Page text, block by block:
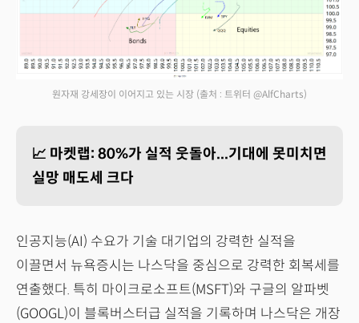
원자재 강세장이 이어지고 있는 시장 (출처 : 트위터 @AlfCharts)
📈 마켓랩: 80%가 실적 웃돌아...기대에 못미치면
실망 매도세 크다
인공지능(AI) 수요가 기술 대기업의 강력한 실적을
이끌면서 뉴욕증시는 나스닥을 중심으로 강력한 회복세를
연출했다. 특히 마이크로소프트(MSFT)와 구글의 알파벳
(GOOGL)이 블록버스터급 실적을 기록하며 나스닥은 개장